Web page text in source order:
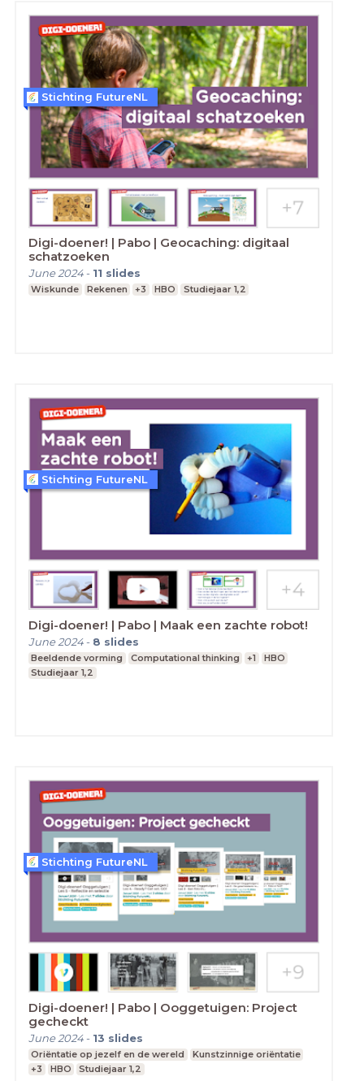
Digi-doener! | Pabo | Geocaching: digitaal
schatzoeken
June 2024- 11 slides
Wiskunde Rekenen +3 HBO Studiejaar 1,2
Stichting FutureNL
Digi-doener! | Pabo | Maak een zachte robot!
June 2024- 8 slides
Beeldende vorming Computational thinking +1
HBO
Studiejaar 1,2
Stichting FutureNL
Digi-doener! | Pabo | Ooggetuigen: Project
gecheckt
June 2024- 13 slides
Oriëntatie op jezelf en de wereld
Kunstzinnige oriëntatie
+3
HBO Studiejaar 1,2
Stichting FutureNL